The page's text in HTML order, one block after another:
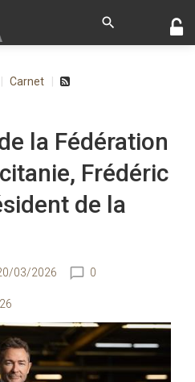
Carnet
la Fédération
Frédéric
de la
03/2026 0